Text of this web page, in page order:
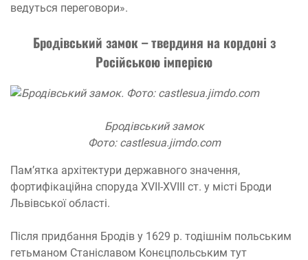
ведуться переговори».
Бродівський замок – твердиня на кордоні з
Російською імперією
Бродівський замок
Фото: castlesua.jimdo.com
Пам’ятка архітектури державного значення,
фортифікаційна споруда XVII-XVIII ст. у місті Броди
Львівської області.
Після придбання Бродів у 1629 р. тодішнім польським
гетьманом Станіславом Конєцпольським тут